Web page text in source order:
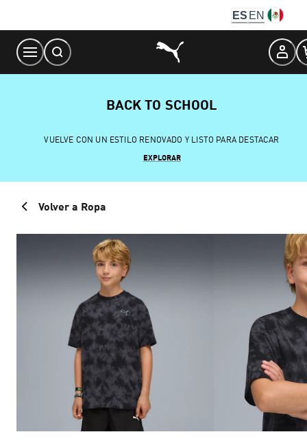
Content
ES EN
BACK TO SCHOOL
VUELVE CON UN ESTILO RENOVADO Y LISTO PARA DESTACAR
EXPLORAR
Volver a Ropa